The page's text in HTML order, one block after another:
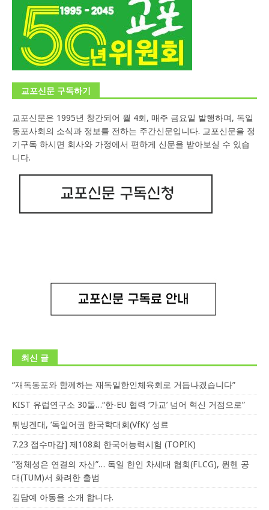
교포신문 구독하기
교포신문은 1995년 창간되어 월 4회, 매주 금요일 발행하며, 독일
동포사회의 소식과 정보를 전하는 주간신문입니다. 교포신문을 정
기구독 하시면 회사와 가정에서 편하게 신문을 받아보실 수 있습
니다.
최신 글
“재독동포와 함께하는 재독일한인체육회로 거듭나겠습니다”
KIST 유럽연구소 30돌…“한-EU 협력 ‘가교’ 넘어 혁신 거점으로”
튀빙겐대, ‘독일어권 한국학대회(VfK)’ 성료
7.23 접수마감] 제108회 한국어능력시험 (TOPIK)
“정체성은 연결의 자산”… 독일 한인 차세대 협회(FLCG), 뮌헨 공
대(TUM)서 화려한 출범
김담예 아동을 소개 합니다.